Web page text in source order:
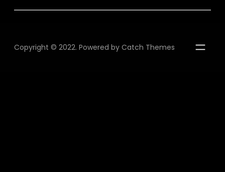
Copyright © 2022. Powered by Catch Themes